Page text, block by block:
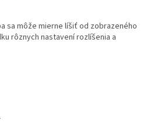
sa môže mierne líšiť od zobrazeného
rôznych nastavení rozlíšenia a